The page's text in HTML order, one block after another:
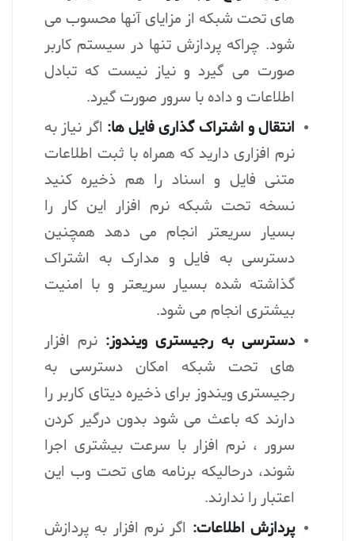
های تحت شبکه از مزایای آنها محسوب می
شود. چراکه پردازش تنها در سیستم کاربر
صورت می گیرد و نیاز نیست که تبادل
اطلاعات و داده با سرور صورت گیرد.
انتقال و اشتراک گذاری فایل ها: اگر نیاز به
نرم افزاری دارید که همراه با ثبت اطلاعات
متنی فایل و اسناد را هم ذخیره کنید
نسخه تحت شبکه نرم افزار این کار را
بسیار سریعتر انجام می دهد همچنین
دسترسی به فایل و مدارک به اشتراک
گذاشته شده بسیار سریعتر و با امنیت
بیشتری انجام می شود.
دسترسی به رجیستری ویندوز: نرم افزار
های تحت شبکه امکان دسترسی به
رجیستری ویندوز برای ذخیره دیتای کاربر را
دارند که باعث می شود بدون درگیر کردن
سرور ، نرم افزار با سرعت بیشتری اجرا
شوند، درحالیکه برنامه های تحت وب این
اعتبار را ندارند.
پردازش اطلاعات: اگر نرم افزار به پردازش